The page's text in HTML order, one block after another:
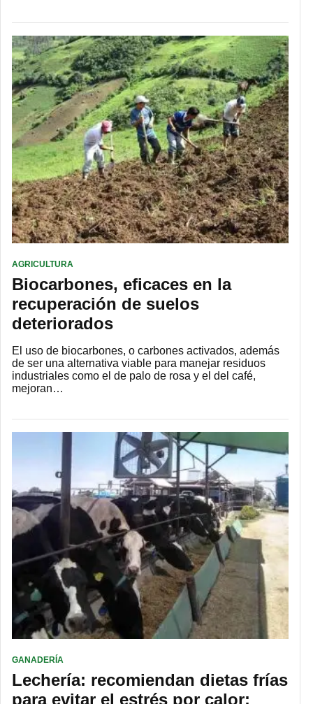
AGRICULTURA
Biocarbones, eficaces en la
recuperación de suelos
deteriorados
El uso de biocarbones, o carbones activados, además
de ser una alternativa viable para manejar residuos
industriales como el de palo de rosa y el del café,
mejoran…
GANADERÍA
Lechería: recomiendan dietas frías
para evitar el estrés por calor: